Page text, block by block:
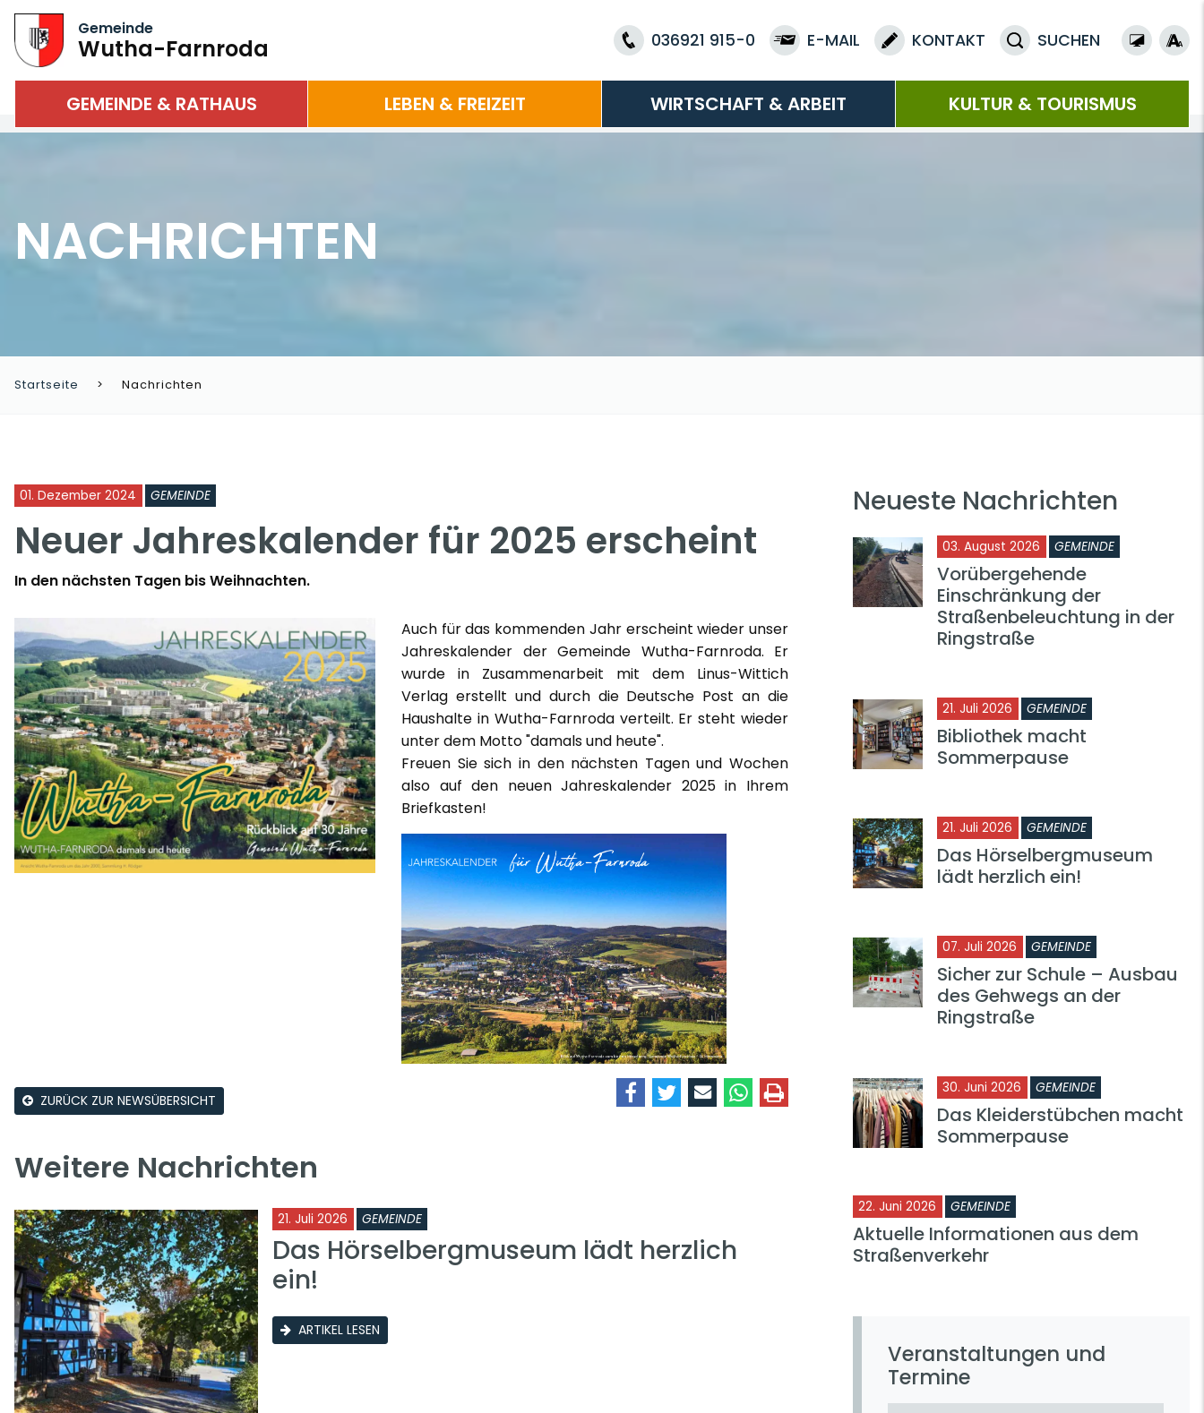
Gemeinde
Wutha-Farnroda 036921 915-0 E-MAIL KONTAKT SUCHEN
GEMEINDE & RATHAUS LEBEN & FREIZEIT WIRTSCHAFT & ARBEIT KULTUR & TOURISMUS
NACHRICHTEN
Startseite Nachrichten
01. Dezember 2024 GEMEINDE
Neuer Jahreskalender für 2025 erscheint
In den nächsten Tagen bis Weihnachten.
Auch für das kommenden Jahr erscheint wieder unser
Jahreskalender der Gemeinde Wutha-Farnroda. Er
wurde in Zusammenarbeit mit dem Linus-Wittich
Verlag erstellt und durch die Deutsche Post an die
Haushalte in Wutha-Farnroda verteilt. Er steht wieder
unter dem Motto "damals und heute".
Freuen Sie sich in den nächsten Tagen und Wochen
also auf den neuen Jahreskalender 2025 in Ihrem
Briefkasten!
ZURÜCK ZUR NEWSÜBERSICHT
Weitere Nachrichten
21. Juli 2026 GEMEINDE
Das Hörselbergmuseum lädt herzlich
ein!
ARTIKEL LESEN
Neueste Nachrichten
03. August 2026 GEMEINDE
Vorübergehende
Einschränkung der
Straßenbeleuchtung in der
Ringstraße
21. Juli 2026 GEMEINDE
Bibliothek macht
Sommerpause
21. Juli 2026 GEMEINDE
Das Hörselbergmuseum
lädt herzlich ein!
07. Juli 2026 GEMEINDE
Sicher zur Schule – Ausbau
des Gehwegs an der
Ringstraße
30. Juni 2026 GEMEINDE
Das Kleiderstübchen macht
Sommerpause
22. Juni 2026 GEMEINDE
Aktuelle Informationen aus dem
Straßenverkehr
Veranstaltungen und
Termine